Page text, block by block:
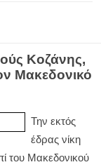
Κοζάνης,
Μακεδονικό
Την εκτός
έδρας νίκη
του Μακεδονικού